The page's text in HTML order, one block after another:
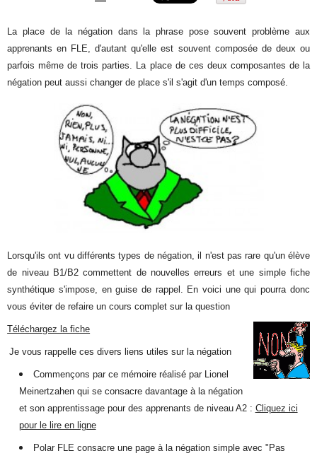
La place de la négation dans la phrase pose souvent problème aux
apprenants en FLE, d'autant qu'elle est souvent composée de deux ou
parfois même de trois parties. La place de ces deux composantes de la
négation peut aussi changer de place s'il s'agit d'un temps composé.
Lorsqu'ils ont vu différents types de négation, il n'est pas rare qu'un élève
de niveau B1/B2 commettent de nouvelles erreurs et une simple fiche
synthétique s'impose, en guise de rappel. En voici une qui pourra donc
vous éviter de refaire un cours complet sur la question
Téléchargez la fiche
Je vous rappelle ces divers liens utiles sur la négation
Commençons par ce mémoire réalisé par Lionel
Meinertzahen qui se consacre davantage à la négation
et son apprentissage pour des apprenants de niveau A2 : Cliquez ici
pour le lire en ligne
Polar FLE consacre une page à la négation simple avec "Pas